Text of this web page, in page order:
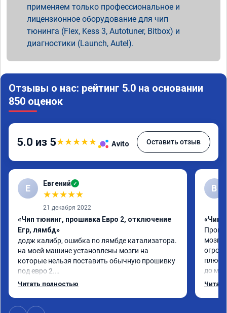
применяем только профессиональное и
лицензионное оборудование для чип
тюнинга (Flex, Kess 3, Autotuner, Bitbox) и
диагностики (Launch, Autel).
Отзывы о нас: рейтинг 5.0 на основании
850 оценок
5.0 из 5★★★★★ Avito Оставить отзыв
Е Евгений ✓
★★★★★
21 декабря 2022
«Чип тюнинг, прошивка Евро 2, отключение
Егр, лямбд»
додж калибр, ошибка по лямбде катализатора.
на моей машине установлены мозги на
которые нельзя поставить обычную прошивку
под евро 2.
обратился к Даниилу, он направил исходный
проехал уже 100 км ошибка не появилась,
Читать полностью
В
«Чип
плюс
до
Когда